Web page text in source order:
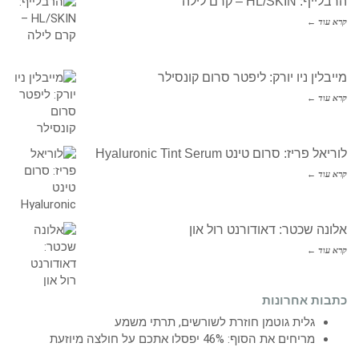
קרא עוד ←
מייבלין ניו יורק: ליפטר סרום קונסילר
קרא עוד ←
לוריאל פריז: סרום טינט Hyaluronic Tint Serum
קרא עוד ←
אלונה שכטר: דאודורנט רול און
קרא עוד ←
כתבות אחרונות
גלית גוטמן חוזרת לשורשים, תרתי משמע
מריחים את הסוף: 46% יפסלו אתכם על חולצה מיוזעת